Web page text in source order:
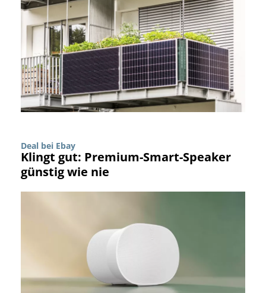
Deal bei Ebay
Klingt gut: Premium-Smart-Speaker
günstig wie nie